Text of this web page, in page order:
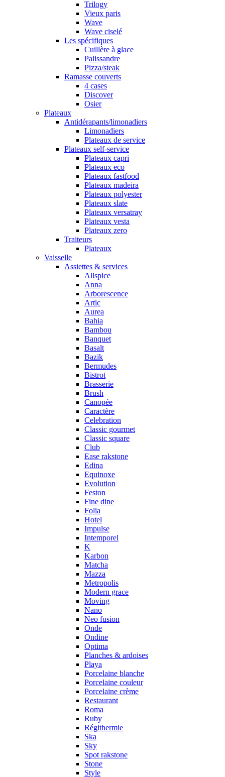
Trilogy
Vieux paris
Wave
Wave ciselé
Les spécifiques
Cuillère à glace
Palissandre
Pizza/steak
Ramasse couverts
4 cases
Discover
Osier
Plateaux
Antidérapants/limonadiers
Limonadiers
Plateaux de service
Plateaux self-service
Plateaux capri
Plateaux eco
Plateaux fastfood
Plateaux madeira
Plateaux polyester
Plateaux slate
Plateaux versatray
Plateaux vesta
Plateaux zero
Traiteurs
Plateaux
Vaisselle
Assiettes & services
Allspice
Anna
Arborescence
Artic
Aurea
Bahia
Bambou
Banquet
Basalt
Bazik
Bermudes
Bistrot
Brasserie
Brush
Canopée
Caractère
Celebration
Classic gourmet
Classic square
Club
Ease rakstone
Edina
Equinoxe
Evolution
Feston
Fine dine
Folia
Hotel
Impulse
Intemporel
K
Karbon
Matcha
Mazza
Metropolis
Modern grace
Moving
Nano
Neo fusion
Onde
Ondine
Optima
Planches & ardoises
Playa
Porcelaine blanche
Porcelaine couleur
Porcelaine crème
Restaurant
Roma
Ruby
Régithermie
Ska
Sky
Spot rakstone
Stone
Style